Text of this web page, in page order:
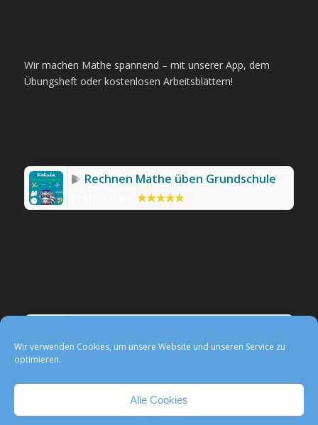
Wir verwenden Cookies, um unsere Website und unseren Service zu
optimieren.
Alle Cookies
Wir machen Mathe spannend – mit unserer App, dem
Übungsheft oder kostenlosen Arbeitsblättern!
Rechnen Mathe üben Grundschule
Preis:0,99 €